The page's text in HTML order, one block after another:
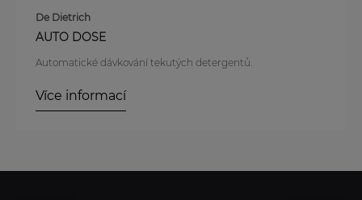
De Dietrich
AUTO DOSE
Automatické dávkování tekutých detergentů.
Více informací